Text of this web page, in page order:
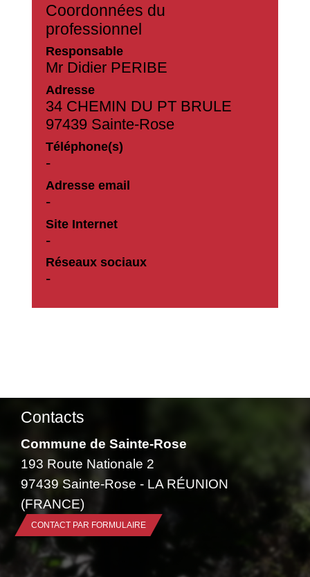
Coordonnées du
professionnel
Responsable
Mr Didier PERIBE
Adresse
34 CHEMIN DU PT BRULE
97439 Sainte-Rose
Téléphone(s)
-
Adresse email
-
Site Internet
-
Réseaux sociaux
-
Contacts
Commune de Sainte-Rose
193 Route Nationale 2
97439 Sainte-Rose - LA RÉUNION
(FRANCE)
CONTACT PAR FORMULAIRE